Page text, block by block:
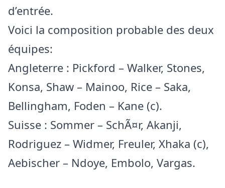
d’entrée.
Voici la composition probable des deux
équipes:
Angleterre : Pickford – Walker, Stones,
Konsa, Shaw – Mainoo, Rice – Saka,
Bellingham, Foden – Kane (c).
Suisse : Sommer – SchÃ¤r, Akanji,
Rodriguez – Widmer, Freuler, Xhaka (c),
Aebischer – Ndoye, Embolo, Vargas.